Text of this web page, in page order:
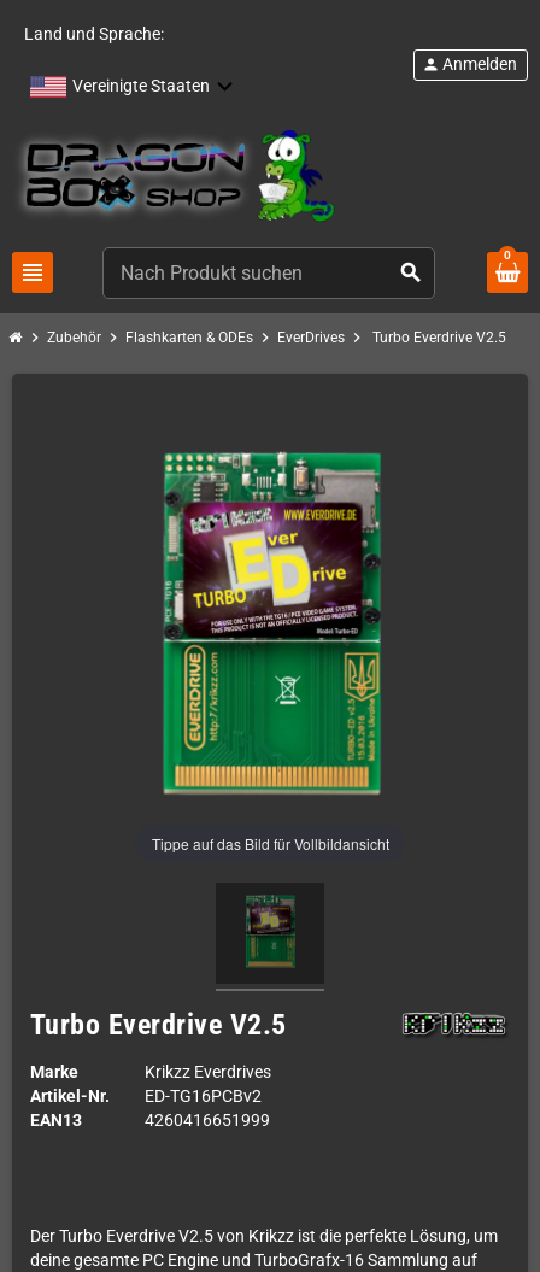
Land und Sprache:
Vereinigte Staaten
view_headline search
person Anmelden
0
chevron_right Zubehör chevron_right Flashkarten & ODEs chevron_right EverDrives chevron_right Turbo Everdrive V2.5
Tippe auf das Bild für Vollbildansicht
Turbo Everdrive V2.5
Marke
Krikzz Everdrives
Artikel-Nr.
ED-TG16PCBv2
EAN13
4260416651999
Der Turbo Everdrive V2.5 von Krikzz ist die perfekte Lösung, um
deine gesamte PC Engine und TurboGrafx-16 Sammlung auf